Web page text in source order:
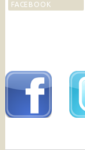
FACEBOOK